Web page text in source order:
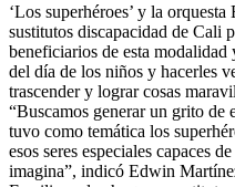
‘Los superhéroes’ y la
sustitutos discapacidad de Cali
beneficiarios de esta
del día de los niños y hacerles
trascender y lograr cosas
“Buscamos generar un grito de
tuvo como temática los
esos seres especiales capaces
imagina”, indicó Edwin